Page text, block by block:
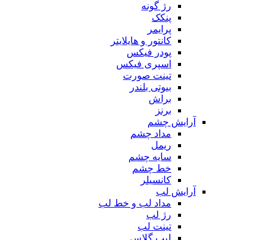
رژ گونه
پنکک
پرایمر
کانتور و هایلایتر
پودر فیکس
اسپری فیکس
تینت صورت
بیوتی بلندر
براش
برنز
آرایش چشم
مداد چشم
ریمل
سایه چشم
خط چشم
کانسیلر
آرایش لب
مداد لب و خط لب
رژ لب
تینت لب
لیپ گلاس